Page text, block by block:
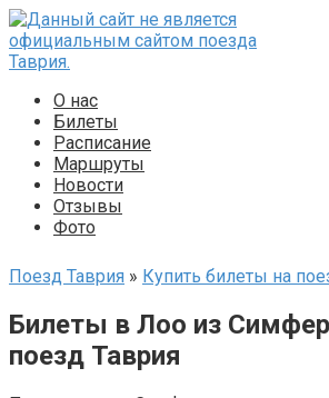
Перейти
к
контенту
О нас
Билеты
Расписание
Маршруты
Новости
Отзывы
Фото
Поезд Таврия » Купить билеты на
Билеты в Лоо из
поезд Таврия